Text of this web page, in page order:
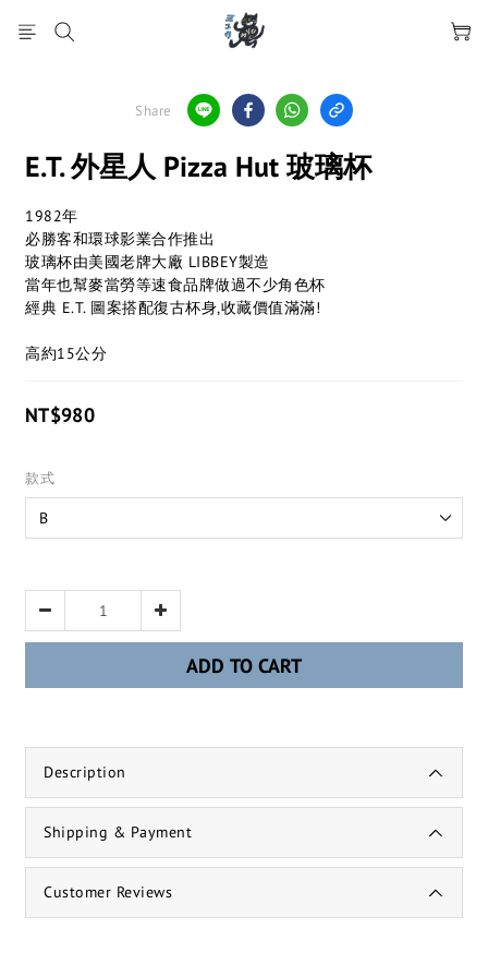
Share
E.T. 外星人 Pizza Hut 玻璃杯
1982年
必勝客和環球影業合作推出
玻璃杯由美國老牌大廠 LIBBEY製造
當年也幫麥當勞等速食品牌做過不少角色杯
經典 E.T. 圖案搭配復古杯身,收藏價值滿滿!
高約15公分
NT$980
款式
ADD TO CART
Description
Shipping & Payment
Customer Reviews